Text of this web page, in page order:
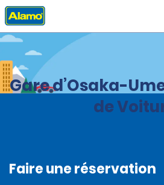
Accueil Agences
Gare d’Osaka-
de
Faire une réservation